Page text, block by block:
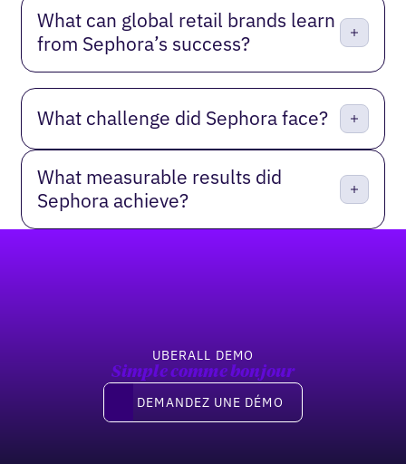
What can global retail brands learn
from Sephora’s success?
What challenge did Sephora face?
What measurable results did
Sephora achieve?
UBERALL DEMO
Simple comme bonjour
Demandez une démo
DEMANDEZ UNE DÉMO